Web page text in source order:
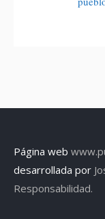
Página web
desarrollada por
Responsabilidad.